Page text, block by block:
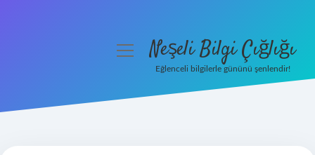
menüyüNeşeli Bilgi Çığlığı
Eğlenceli bilgilerle gününü şenlendir!